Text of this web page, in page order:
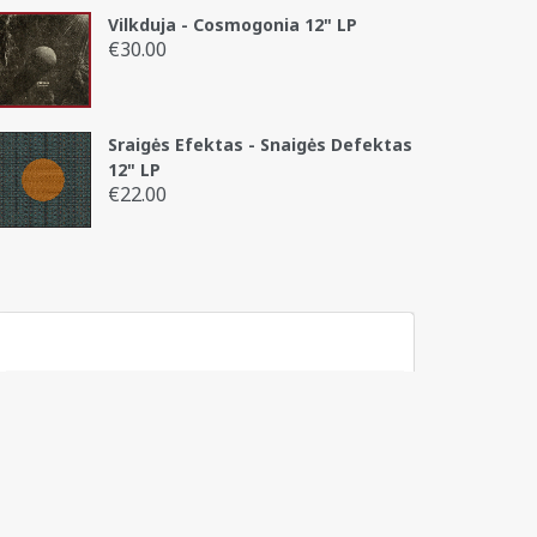
Vilkduja - Cosmogonia 12" LP
€30.00
Sraigės Efektas - Snaigės Defektas
12" LP
€22.00